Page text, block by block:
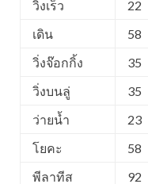
วิ่งเร็ว
22
เดิน
58
วิ่งจ๊อกกิ้ง
35
วิ่งบนลู่
35
ว่ายน้ำ
23
โยคะ
58
พีลาทีส
92